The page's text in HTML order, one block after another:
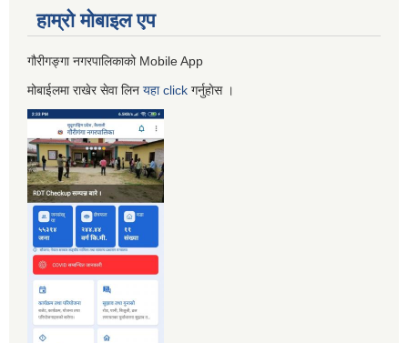
हाम्रो माेबाइल एप
गौरीगङ्गा नगरपालिकाको Mobile App
मोबाईलमा राखेर सेवा लिन यहाclick गर्नुहाेस ।